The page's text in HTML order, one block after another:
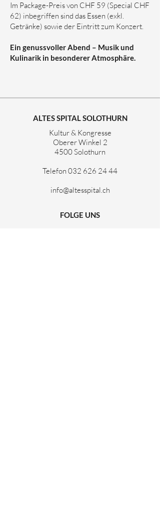
Im Package-Preis von CHF 59 (Special CHF
62) inbegriffen sind das Essen (exkl.
Getränke) sowie der Eintritt zum Konzert.
Ein genussvoller Abend – Musik und
Kulinarik in besonderer Atmosphäre.
ALTES SPITAL SOLOTHURN
Kultur & Kongresse
Oberer Winkel 2
4500 Solothurn
Telefon 032 626 24 44
info@altesspital.ch
FOLGE UNS